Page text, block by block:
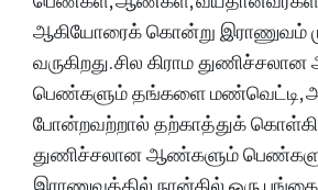
ஆகியோரைக் கொன்று இராணுவம்
வருகிறது. சில கிராம
பெண்களும் தங்களை மண்வெட்டி,
போன்றவற்றால் தற்காத்துக்
துணிச்சலான ஆண்களும்